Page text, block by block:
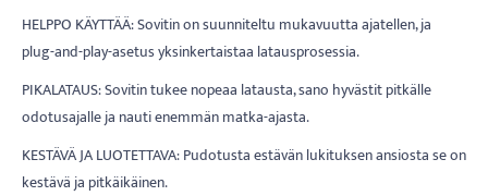
HELPPO KÄYTTÄÄ: Sovitin on suunniteltu mukavuutta ajatellen, ja
plug-and-play-asetus yksinkertaistaa latausprosessia.
PIKALATAUS: Sovitin tukee nopeaa latausta, sano hyvästit pitkälle
odotusajalle ja nauti enemmän matka-ajasta.
KESTÄVÄ JA LUOTETTAVA: Pudotusta estävän lukituksen ansiosta se on
kestävä ja pitkäikäinen.